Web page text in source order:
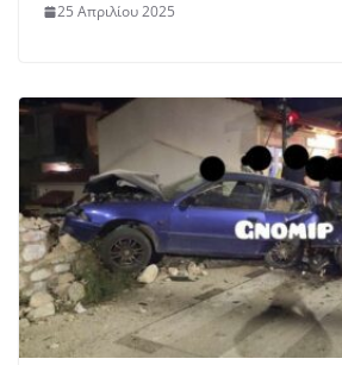
25 Απριλίου 2025